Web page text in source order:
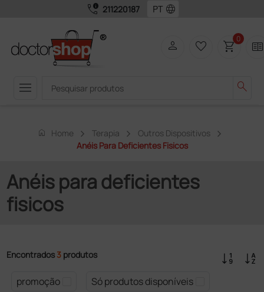
call_quality 211220187 language
menu search
person favorite_border shopping_cart0 two_pager
home Home Terapia
Outros Dispositivos
Anéis Para Deficientes Fisicos
Anéis para deficientes
fisicos
Encontrados 3 produtos
promoção
Só produtos disponíveis